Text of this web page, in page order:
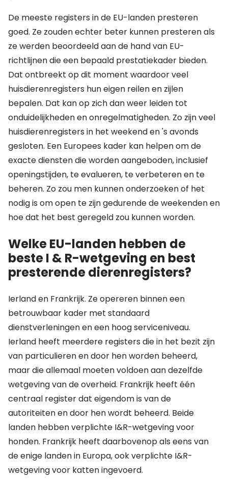
De meeste registers in de EU-landen presteren
goed. Ze zouden echter beter kunnen presteren als
ze werden beoordeeld aan de hand van EU-
richtlijnen die een bepaald prestatiekader bieden.
Dat ontbreekt op dit moment waardoor veel
huisdierenregisters hun eigen reilen en zijlen
bepalen. Dat kan op zich dan weer leiden tot
onduidelijkheden en onregelmatigheden. Zo zijn veel
huisdierenregisters in het weekend en 's avonds
gesloten. Een Europees kader kan helpen om de
exacte diensten die worden aangeboden, inclusief
openingstijden, te evalueren, te verbeteren en te
beheren. Zo zou men kunnen onderzoeken of het
nodig is om open te zijn gedurende de weekenden en
hoe dat het best geregeld zou kunnen worden.
Welke EU-landen hebben de
beste I & R-wetgeving en best
presterende dierenregisters?
Ierland en Frankrijk. Ze opereren binnen een
betrouwbaar kader met standaard
dienstverleningen en een hoog serviceniveau.
Ierland heeft meerdere registers die in het bezit zijn
van particulieren en door hen worden beheerd,
maar die allemaal moeten voldoen aan dezelfde
wetgeving van de overheid. Frankrijk heeft één
centraal register dat eigendom is van de
autoriteiten en door hen wordt beheerd. Beide
landen hebben verplichte I&R-wetgeving voor
honden. Frankrijk heeft daarbovenop als eens van
de enige landen in Europa, ook verplichte I&R-
wetgeving voor katten ingevoerd.